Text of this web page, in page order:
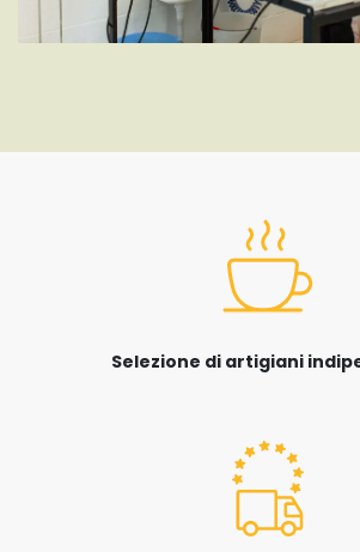
Selezione di artigiani